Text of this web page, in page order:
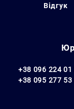
Відгук
+38 096 224 01
+38 095 277 53